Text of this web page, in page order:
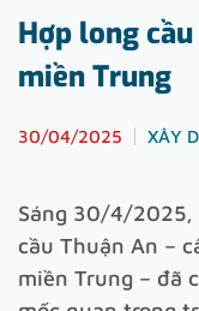
Hợp long
miền Trung
30/04/2025 XÂY
Sáng 30/4/2025,
cầu Thuận An –
miền Trung – đã